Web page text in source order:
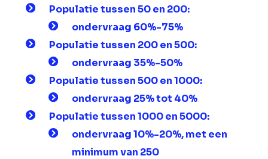
Populatie tussen 50 en 200:
ondervraag 60%-75%
Populatie tussen 200 en 500:
ondervraag 35%-50%
Populatie tussen 500 en 1000:
ondervraag 25% tot 40%
Populatie tussen 1000 en 5000:
ondervraag 10%-20%, met een
minimum van 250